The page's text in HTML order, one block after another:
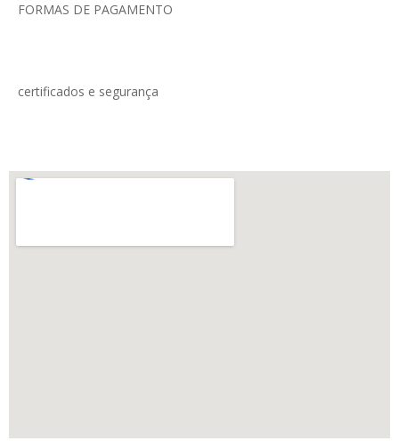
FORMAS DE PAGAMENTO
certificados e segurança